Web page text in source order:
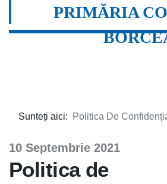
PRIMĂRIA
Sunteți aici: Politica De
Politica de
10 Septembrie 2021